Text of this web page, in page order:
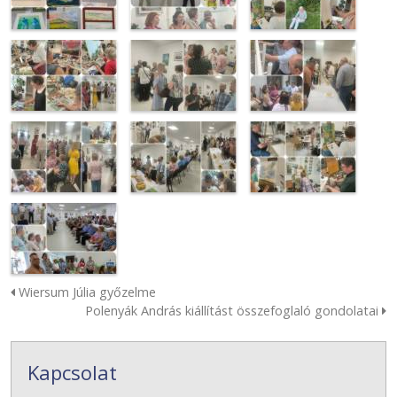
Wiersum Júlia győzelme
Polenyák András kiállítást összefoglaló gondolatai
Kapcsolat